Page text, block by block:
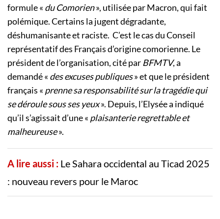
formule « du Comorien», utilisée par Macron, qui fait
polémique. Certains la jugent dégradante,
déshumanisante et raciste. C’est le cas du Conseil
représentatif des Français d’origine comorienne. Le
président de l’organisation, cité parBFMTV, a
demandé « des excuses publiques» et que le président
français « prenne sa responsabilité sur la tragédie qui
se déroule sous ses yeux». Depuis, l’Elysée a indiqué
qu’il s’agissait d’une « plaisanterie regrettable et
malheureuse».
A lire aussi : Le Sahara occidental au Ticad 2025
: nouveau revers pour le Maroc